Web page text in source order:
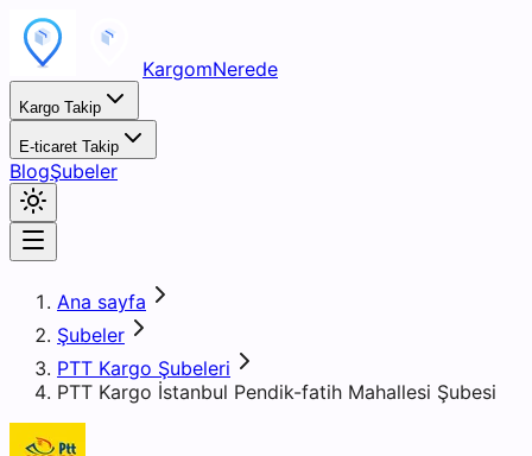
KargomNerede
Kargo Takip
E-ticaret Takip
BlogŞubeler
Ana sayfa
Şubeler
PTT Kargo Şubeleri
PTT Kargo İstanbul Pendik-fatih Mahallesi Şubesi